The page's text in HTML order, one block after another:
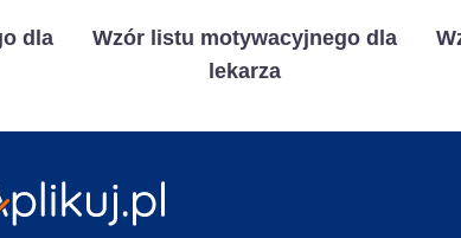
dla
Wzór listu motywacyjnego dla
lekarza